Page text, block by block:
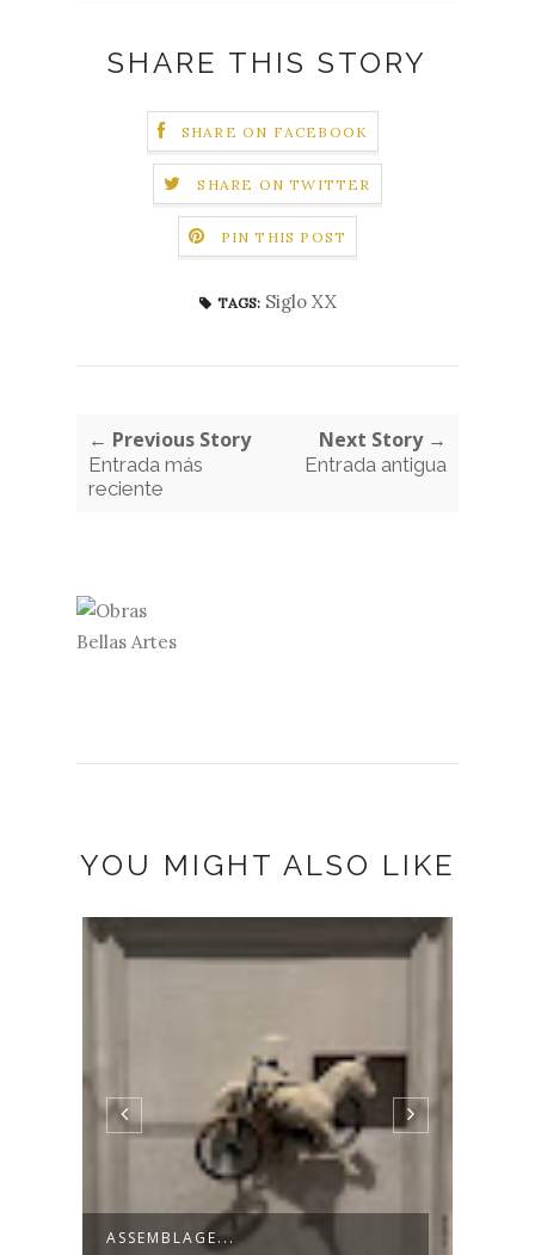
SHARE THIS STORY
SHARE ON FACEBOOK
SHARE ON TWITTER
PIN THIS POST
TAGS: Siglo XX
← Previous Story
Entrada más
reciente
Next Story →
Entrada antigua
YOU MIGHT ALSO LIKE
ASSEMBLAGE...